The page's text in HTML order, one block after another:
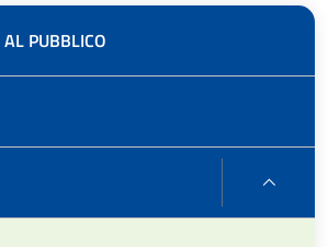
PUBBLICO